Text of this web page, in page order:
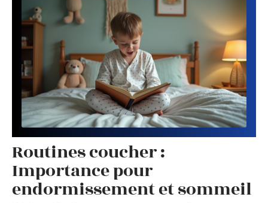
Routines coucher :
Importance pour
endormissement et sommeil